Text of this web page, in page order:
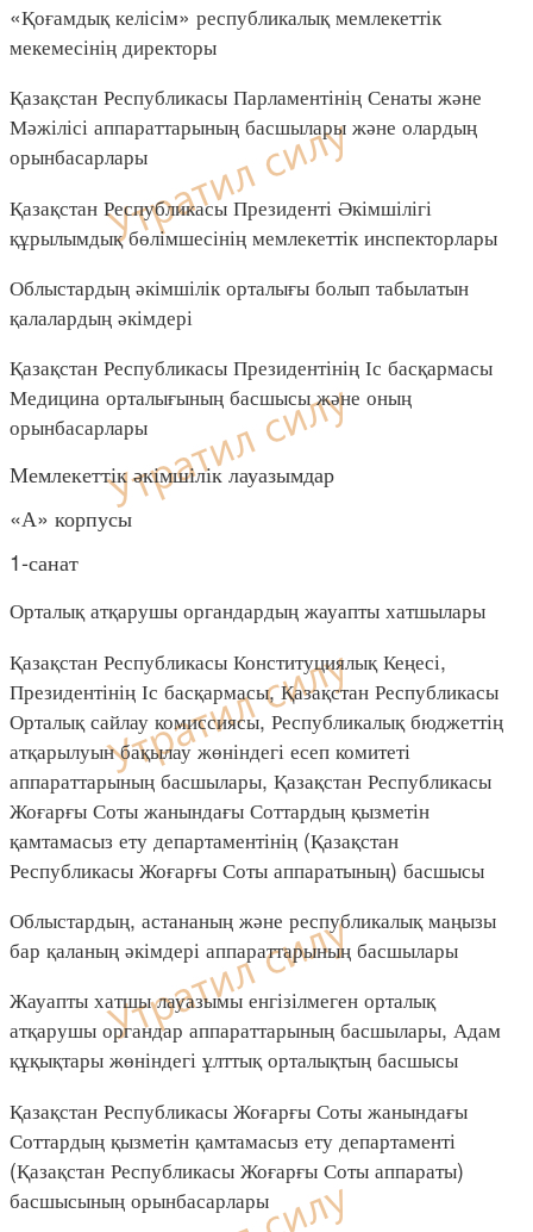
«Қоғамдық келісім» республикалық мемлекеттік
мекемесінің директоры
Қазақстан Республикасы Парламентінің Сенаты және
Мәжілісі аппараттарының басшылары және олардың
орынбасарлары
Қазақстан Республикасы Президенті Әкімшілігі
құрылымдық бөлімшесінің мемлекеттік инспекторлары
Облыстардың әкімшілік орталығы болып табылатын
қалалардың әкімдері
Қазақстан Республикасы Президентінің Іс басқармасы
Медицина орталығының басшысы және оның
орынбасарлары
Мемлекеттік әкімшілік лауазымдар
«А» корпусы
1-санат
Орталық атқарушы органдардың жауапты хатшылары
Қазақстан Республикасы Конституциялық Кеңесі,
Президентінің Іс басқармасы, Қазақстан Республикасы
Орталық сайлау комиссиясы, Республикалық бюджеттің
атқарылуын бақылау жөніндегі есеп комитеті
аппараттарының басшылары, Қазақстан Республикасы
Жоғарғы Соты жанындағы Соттардың қызметін
қамтамасыз ету департаментінің (Қазақстан
Республикасы Жоғарғы Соты аппаратының) басшысы
Облыстардың, астананың және республикалық маңызы
бар қаланың әкімдері аппараттарының басшылары
Жауапты хатшы лауазымы енгізілмеген орталық
атқарушы органдар аппараттарының басшылары, Адам
құқықтары жөніндегі ұлттық орталықтың басшысы
Қазақстан Республикасы Жоғарғы Соты жанындағы
Соттардың қызметін қамтамасыз ету департаменті
(Қазақстан Республикасы Жоғарғы Соты аппараты)
басшысының орынбасарлары